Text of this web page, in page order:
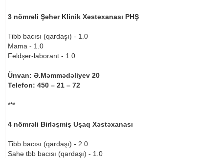
3 nömrəli Şəhər Klinik Xəstəxanası PHŞ
Tibb bacısı (qardaşı) - 1.0
Mama - 1.0
Feldşer-laborant - 1.0
Ünvan: Ə.Məmmədəliyev 20
Telefon: 450 – 21 – 72
***
4 nömrəli Birləşmiş Uşaq Xəstəxanası
Tibb bacısı (qardaşı) - 2.0
Sahə tbb bacısı (qardaşı) - 1.0